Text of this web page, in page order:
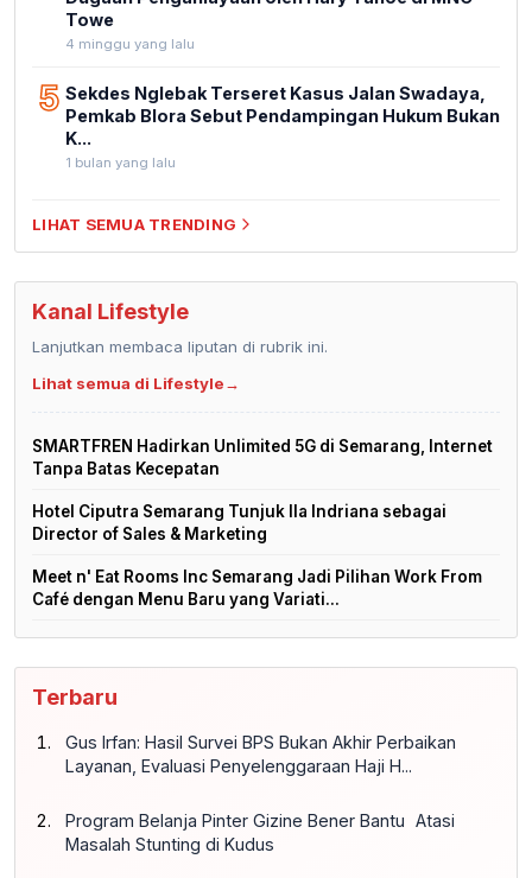
Towe
4 minggu yang lalu
5 Sekdes Nglebak Terseret Kasus Jalan Swadaya,
Pemkab Blora Sebut Pendampingan Hukum Bukan
K...
1 bulan yang lalu
LIHAT SEMUA TRENDING
Kanal Lifestyle
Lanjutkan membaca liputan di rubrik ini.
Lihat semua di Lifestyle→
SMARTFREN Hadirkan Unlimited 5G di Semarang, Internet
Tanpa Batas Kecepatan
Hotel Ciputra Semarang Tunjuk Ila Indriana sebagai
Director of Sales & Marketing
Meet n' Eat Rooms Inc Semarang Jadi Pilihan Work From
Café dengan Menu Baru yang Variati...
Terbaru
Gus Irfan: Hasil Survei BPS Bukan Akhir Perbaikan
Layanan, Evaluasi Penyelenggaraan Haji H...
Program Belanja Pinter Gizine Bener Bantu Atasi
Masalah Stunting di Kudus